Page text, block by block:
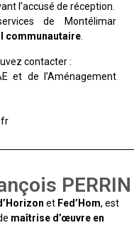
l’accusé de réception.
de Montélimar
communautaire.
contacter :
et de l’Aménagement
PERRIN
et Fed’Hom, est
maîtrise d’œuvre en